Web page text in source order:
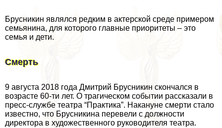
Брусникин являлся редким в актерской среде примером
семьянина, для которого главные приоритеты – это
семья и дети.
Смерть
9 августа 2018 года Дмитрий Брусникин скончался в
возрасте 60-ти лет. О трагическом событии рассказали в
пресс-службе театра “Пpaктика”. Накануне cмepти стало
известно, что Брусникина перевели с должности
директора в художественного руководителя театра.